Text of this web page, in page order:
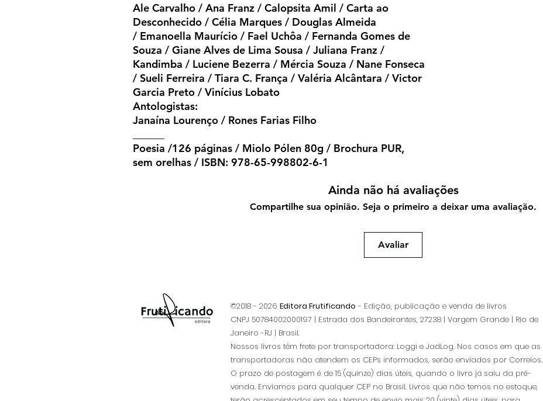
Ale Carvalho / Ana Franz / Calopsita Amil / Carta ao
Desconhecido / Célia Marques / Douglas Almeida
/ Emanoella Maurício / Fael Uchôa / Fernanda Gomes de
Souza / Giane Alves de Lima Sousa / Juliana Franz /
Kandimba / Luciene Bezerra / Mércia Souza / Nane Fonseca
/ Sueli Ferreira / Tiara C. França / Valéria Alcântara / Victor
Garcia Preto / Vinícius Lobato
Antologistas:
Janaína Lourenço / Rones Farias Filho
Poesia /126 páginas / Miolo Pólen 80g / Brochura PUR,
sem orelhas / ISBN: 978-65-998802-6-1
Ainda não há avaliações
Compartilhe sua opinião. Seja o primeiro a deixar uma avaliação.
Avaliar
©2018 - 2026 Editora Frutificando - Edição, publicação e venda de livros
CNPJ 50784002000197 | Estrada dos Bandeirantes, 27238 | Vargem Grande | Rio de
Janeiro -RJ | Brasil.
​Nossos livros têm frete por transportadora: Loggi e JadLog. Nos casos em que as
transportadoras não atendem os CEPs informados, serão enviados por Correios.
O prazo de postagem é de 15 (quinze) dias úteis, quando o livro já saiu da pré-
venda. Enviamos para qualquer CEP no Brasil. Livros que não temos no estoque,